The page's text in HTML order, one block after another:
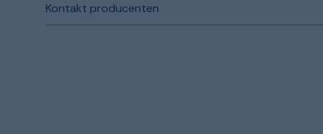
Kontakt producenten